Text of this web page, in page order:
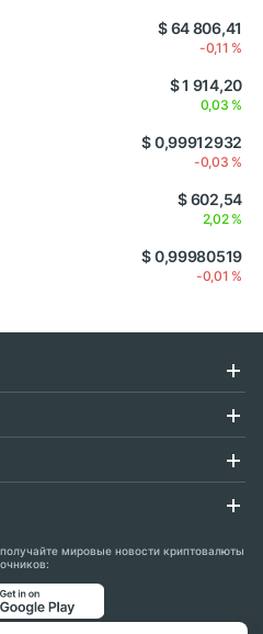
$ 64 806,41
-0,11 %
$ 1 914,20
0,03 %
$ 0,99912932
-0,03 %
$ 602,54
2,02 %
$ 0,99980519
-0,01 %
мировые новости криптовалюты